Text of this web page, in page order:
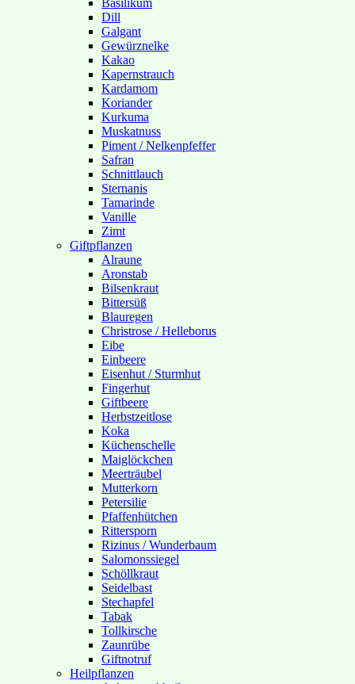
Basilikum
Dill
Galgant
Gewürznelke
Kakao
Kapernstrauch
Kardamom
Koriander
Kurkuma
Muskatnuss
Piment / Nelkenpfeffer
Safran
Schnittlauch
Sternanis
Tamarinde
Vanille
Zimt
Giftpflanzen
Alraune
Aronstab
Bilsenkraut
Bittersüß
Blauregen
Christrose / Helleborus
Eibe
Einbeere
Eisenhut / Sturmhut
Fingerhut
Giftbeere
Herbstzeitlose
Koka
Küchenschelle
Maiglöckchen
Meerträubel
Mutterkorn
Petersilie
Pfaffenhütchen
Rittersporn
Rizinus / Wunderbaum
Salomonssiegel
Schöllkraut
Seidelbast
Stechapfel
Tabak
Tollkirsche
Zaunrübe
Giftnotruf
Heilpflanzen